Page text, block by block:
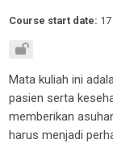
Course start date:
Mata kuliah ini
pasien serta
memberikan
harus menjadi